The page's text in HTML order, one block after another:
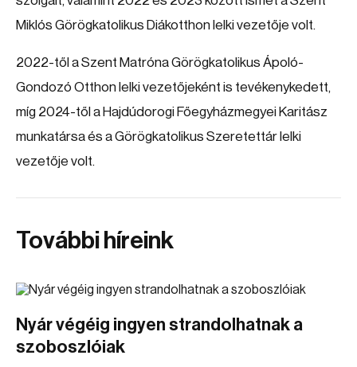
Miklós Görögkatolikus Diákotthon lelki vezetője volt.
2022-től a Szent Matróna Görögkatolikus Ápoló-
Gondozó Otthon lelki vezetőjeként is tevékenykedett,
míg 2024-től a Hajdúdorogi Főegyházmegyei Karitász
munkatársa és a Görögkatolikus Szeretettár lelki
vezetője volt.
További híreink
Nyár végéig ingyen strandolhatnak a
szoboszlóiak